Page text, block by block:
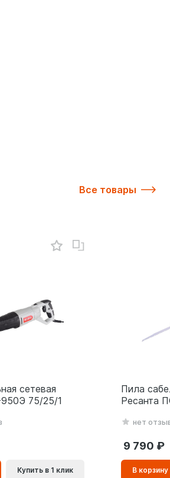
Все товары
сетевая
75/25/1
Купить в 1 клик
Пила
Ресанта
нет
9 790
В корзину
корзинe